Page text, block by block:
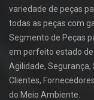
variedade de peças
todas as peças com
Segmento de Peças
em perfeito estado
Agilidade,
Clientes,
do Meio Ambiente.